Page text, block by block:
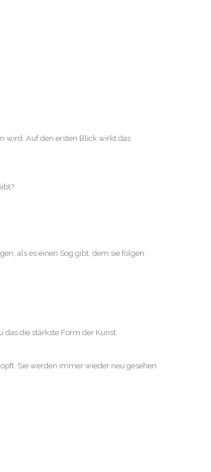
wird. Auf den ersten Blick wirkt das
als es einen Sog gibt, dem sie folgen.
die stärkste Form der Kunst.
Sie werden immer wieder neu gesehen